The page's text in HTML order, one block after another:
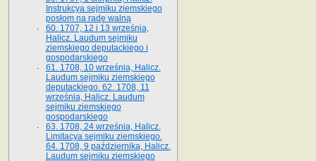
Instrukcya sejmiku ziemskiego
posłom na radę walną
60. 1707, 12 i 13 września,
Halicz. Laudum sejmiku
ziemskiego deputackiego i
gospodarskiego
61. 1708, 10 września, Halicz.
Laudum sejmiku ziemskiego
deputackiego. 62. 1708, 11
września, Halicz. Laudum
sejmiku ziemskiego
gospodarskiego
63. 1708, 24 września, Halicz.
Limitacya sejmiku ziemskiego.
64. 1708, 9 października, Halicz.
Laudum sejmiku ziemskiego